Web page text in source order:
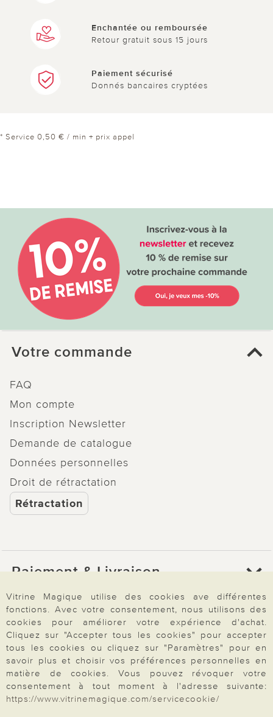
Enchantée ou remboursée
Retour gratuit sous 15 jours
Paiement sécurisé
Donnés bancaires cryptées
* Service 0,50 € / min + prix appel
Votre commande
FAQ
Mon compte
Inscription Newsletter
Demande de catalogue
Données personnelles
Droit de rétractation
Rétractation
Paiement & Livraison
À propos de nous
Besoin d'aide?
Mentions légales|CGV|Données & liberté|Vie privée & cookies
Vitrine Magique utilise des cookies ave différentes
fonctions. Avec votre consentement, nous utilisons des
cookies pour améliorer votre expérience d'achat.
Cliquez sur "Accepter tous les cookies" pour accepter
tous les cookies ou cliquez sur "Paramètres" pour en
savoir plus et choisir vos préférences personnelles en
matière de cookies. Vous pouvez révoquer votre
consentement à tout moment à l'adresse suivante:
https://www.vitrinemagique.com/servicecookie/